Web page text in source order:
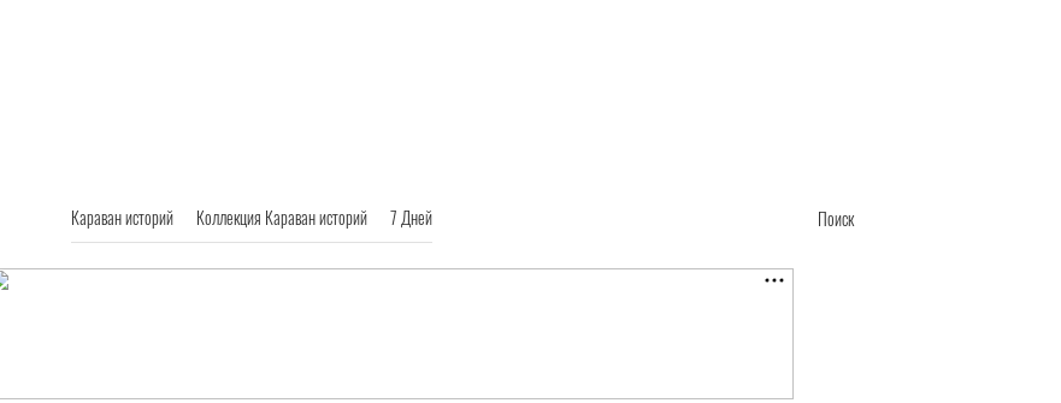
Караван историй Коллекция Караван историй 7 Дней Поиск